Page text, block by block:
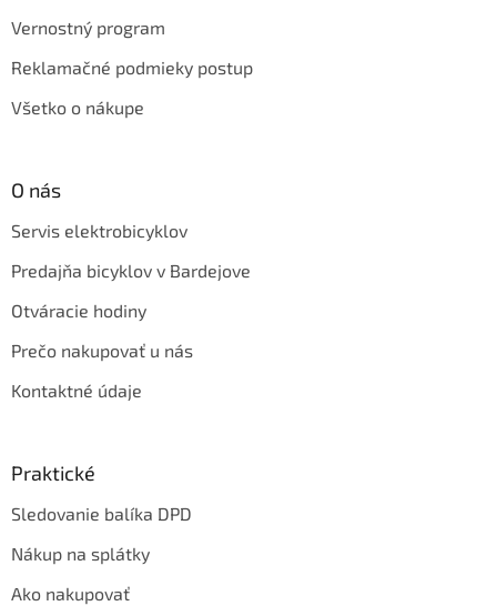
Vernostný program
Reklamačné podmieky postup
Všetko o nákupe
O nás
Servis elektrobicyklov
Predajňa bicyklov v Bardejove
Otváracie hodiny
Prečo nakupovať u nás
Kontaktné údaje
Praktické
Sledovanie balíka DPD
Nákup na splátky
Ako nakupovať